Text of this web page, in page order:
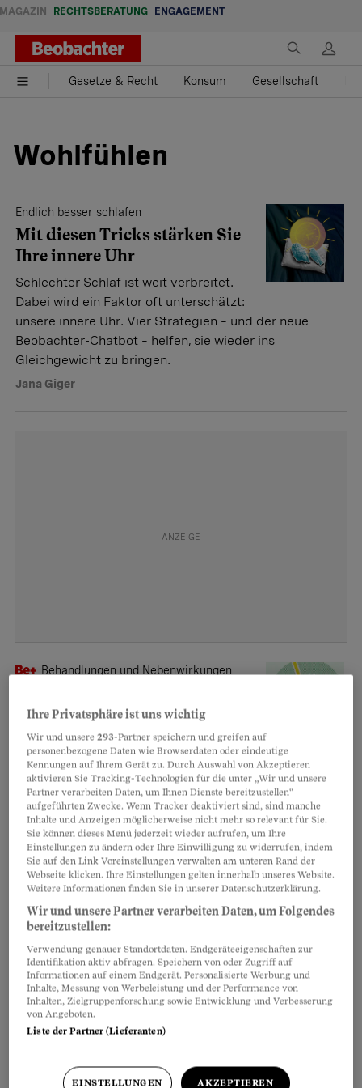
MAGAZIN RECHTSBERATUNG ENGAGEMENT
Gesetze & Recht Konsum Gesellschaft
Wohlfühlen
Endlich besser schlafen
Mit diesen Tricks stärken Sie
Ihre innere Uhr
Schlechter Schlaf ist weit verbreitet.
Dabei wird ein Faktor oft unterschätzt:
unsere innere Uhr. Vier Strategien – und der neue
Beobachter-Chatbot – helfen, sie wieder ins
Gleichgewicht zu bringen.
Jana Giger
Behandlungen und Nebenwirkungen
wirklich
Vor allem Männer leiden darunter, dass
sich ihr Schopf lichtet. Doch es gibt
verschiedene Therapien.
Andreas Grote
Raus in die Natur
Das hilft gegen den
Herbstblues
Die Tage werden kürzer, und die
Stimmung geht in den Keller? Fünf
Gründe, warum es sich jetzt lohnt, raus in die
farbenfrohe Natur zu gehen.
Markus Fässler
Aromatherapie
Ihre Privatsphäre ist uns wichtig
Wir und unsere293-Partner speichern und greifen auf
personenbezogene Daten wie Browserdaten oder eindeutige
Kennungen auf Ihrem Gerät zu. Durch Auswahl von Akzeptieren
aktivieren Sie Tracking-Technologien für die unter „Wir und unsere
Partner verarbeiten Daten, um Ihnen Dienste bereitzustellen“
aufgeführten Zwecke. Wenn Tracker deaktiviert sind, sind manche
Inhalte und Anzeigen möglicherweise nicht mehr so relevant für Sie.
Sie können dieses Menü jederzeit wieder aufrufen, um Ihre
Einstellungen zu ändern oder Ihre Einwilligung zu widerrufen, indem
Sie auf den Link Voreinstellungen verwalten am unteren Rand der
Webseite klicken. Ihre Einstellungen gelten innerhalb unseres Website.
Weitere Informationen finden Sie in unserer Datenschutzerklärung.
Wir und unsere Partner verarbeiten Daten, um Folgendes
bereitzustellen:
Verwendung genauer Standortdaten. Endgeräteeigenschaften zur
Identifikation aktiv abfragen. Speichern von oder Zugriff auf
Informationen auf einem Endgerät. Personalisierte Werbung und
Inhalte, Messung von Werbeleistung und der Performance von
Inhalten, Zielgruppenforschung sowie Entwicklung und Verbesserung
von Angeboten.
Liste der Partner (Lieferanten)
EINSTELLUNGEN AKZEPTIEREN